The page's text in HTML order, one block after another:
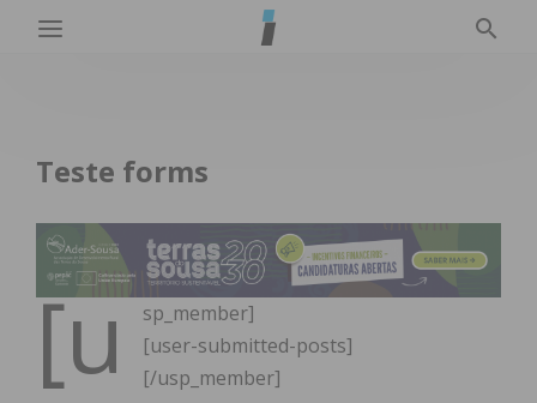
Teste forms
[u
sp_member]
[user-submitted-posts]
[/usp_member]